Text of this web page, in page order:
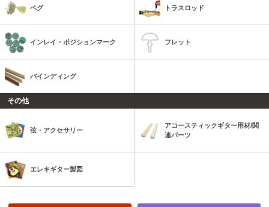
ペグ トラスロッド
インレイ・ポジションマーク フレット
バインディング
その他
弦・アクセサリー
アコースティックギター用材/関
連パーツ
エレキギター製図